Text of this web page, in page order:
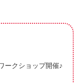
ークショップ開催♪